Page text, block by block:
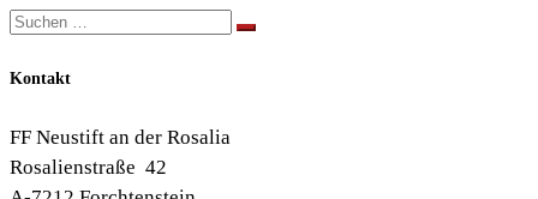
Suche
Suchen …
Kontakt
FF Neustift an der Rosalia
Rosalienstraße 42